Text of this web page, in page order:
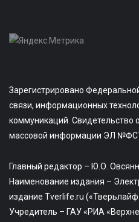
Зарегистрировано
связи, информационных
коммуникаций. Свидетельство
массовой информации ЭЛ
Главный редактор – Ю.О.
Наименование издания –
издание Tverlife.ru
Учредитель – ГАУ «РИА